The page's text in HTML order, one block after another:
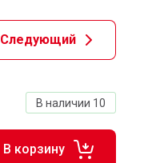
Следующий
В наличии 10
В корзину